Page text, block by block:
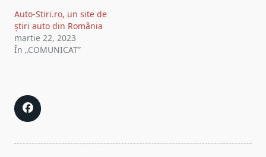
Auto-Stiri.ro, un site de
știri auto din România
martie 22, 2023
În „COMUNICAT”